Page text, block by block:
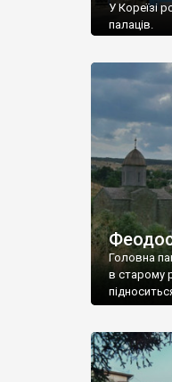
У Кореїзі
палаців.
Головна
в старому